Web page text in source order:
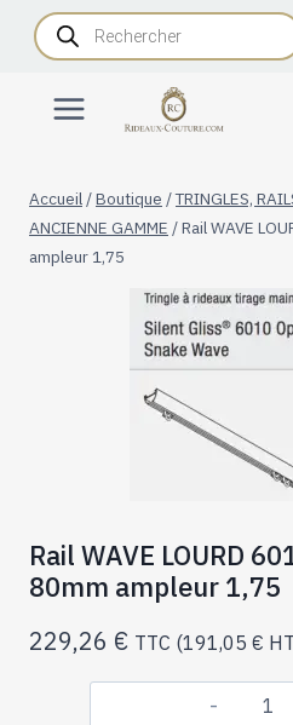
AllerRecherche
de
produits
Accueil /Boutique /TRINGLES,
ANCIENNE GAMME /Rail WAVE
ampleur 1,75
Rail WAVE LOURD
80mm ampleur 1,75
229,26 € TTC (191,05 €